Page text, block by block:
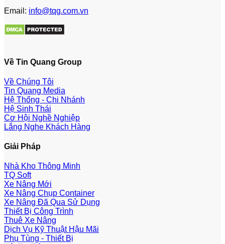
Email: info@tqg.com.vn
Về Tin Quang Group
Về Chúng Tôi
Tin Quang Media
Hệ Thống - Chi Nhánh
Hệ Sinh Thái
Cơ Hội Nghề Nghiệp
Lắng Nghe Khách Hàng
Giải Pháp
Nhà Kho Thông Minh
TQ Soft
Xe Nâng Mới
Xe Nâng Chụp Container
Xe Nâng Đã Qua Sử Dụng
Thiết Bị Công Trình
Thuê Xe Nâng
Dịch Vụ Kỹ Thuật Hậu Mãi
Phụ Tùng - Thiết Bị